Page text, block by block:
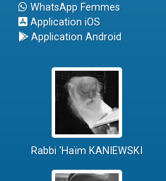
WhatsApp Femmes
Application iOS
Application Android
Rabbi 'Haïm KANIEWSKI